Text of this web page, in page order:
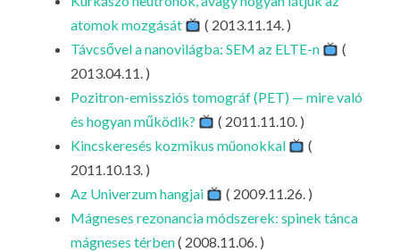
atomok mozgását
( 2013.11.14. )
Távcsővel a nanovilágba: SEM az ELTE-n
(
2013.04.11. )
Pozitron-emissziós tomográf (PET) — mire való
és hogyan működik?
( 2011.11.10. )
Kincskeresés kozmikus müonokkal
(
2011.10.13. )
Az Univerzum hangjai
( 2009.11.26. )
Mágneses rezonancia módszerek: spinek tánca
mágneses térben( 2008.11.06. )